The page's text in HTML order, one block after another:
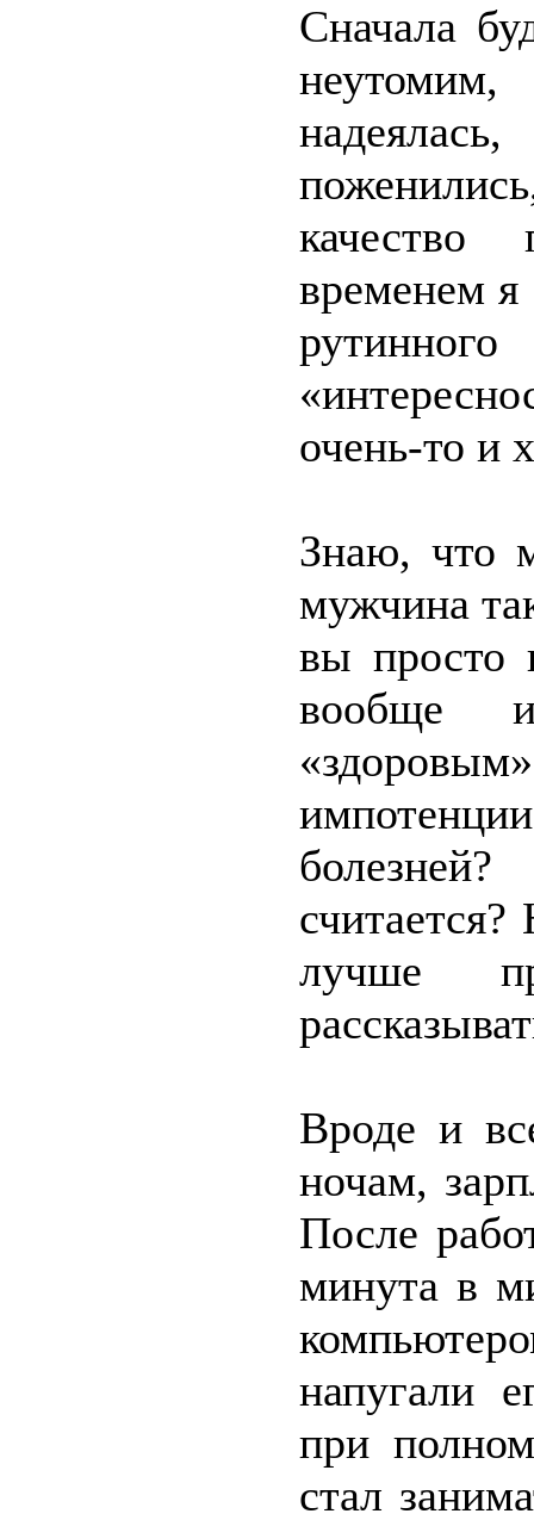
Сначала
временем я
очень-то и
Знаю, что
мужчина
вы просто
вообще
лучше
Вроде и
ночам,
После
минута в
напугали
при
стал